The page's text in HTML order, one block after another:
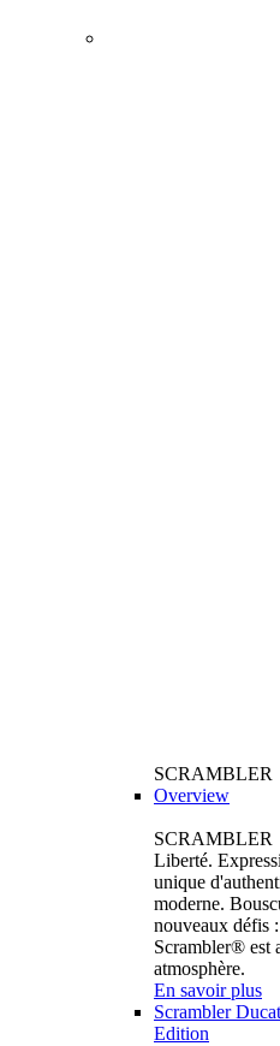
SCRAMBLER
Overview
SCRAMBLER
Liberté.
unique
moderne.
nouveaux défis
Scrambler® est
atmosphère.
En savoir plus
Scrambler
Edition